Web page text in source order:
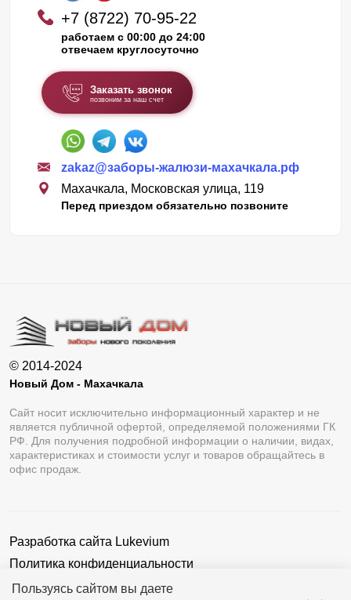
Пользуясь сайтом вы даете
+7 (8722) 70-95-22
работаем с 00:00 до 24:00
отвечаем круглосуточно
Заказать звонок
позвоним за наш счет
zakaz@заборы-жалюзи-махачкала.рф
Махачкала, Московская улица, 119
Перед приездом обязательно позвоните
© 2014-2024
Новый Дом - Махачкала
Сайт носит исключительно информационный характер и не
является публичной офертой, определяемой положениями ГК
РФ. Для получения подробной информации о наличии, видах,
характеристиках и стоимости услуг и товаров обращайтесь в
офис продаж.
Разработка сайта Lukevium
Политика конфиденциальности
Пользовательское соглашение